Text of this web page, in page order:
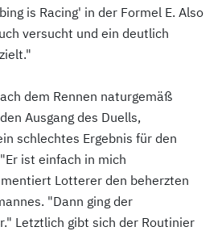
is Racing' in der Formel E. Also
versucht und ein deutlich
dem Rennen naturgemäß
Ausgang des Duells,
schlechtes Ergebnis für den
ist einfach in mich
Lotterer den beherzten
"Dann ging der
Letztlich gibt sich der Routinier